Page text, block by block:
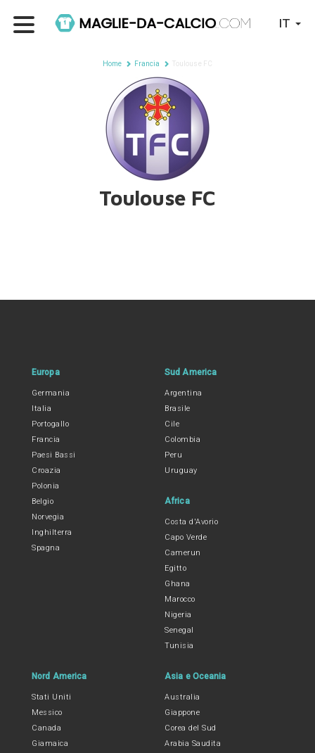
IT
Home Francia Toulouse FC
Toulouse FC
Europa
Germania
Italia
Portogallo
Francia
Paesi Bassi
Croazia
Polonia
Belgio
Norvegia
Inghilterra
Spagna
Sud America
Argentina
Brasile
Cile
Colombia
Peru
Uruguay
Africa
Costa d'Avorio
Capo Verde
Camerun
Egitto
Ghana
Marocco
Nigeria
Senegal
Tunisia
Nord America
Stati Uniti
Messico
Canada
Giamaica
Asia e Oceania
Australia
Giappone
Corea del Sud
Arabia Saudita